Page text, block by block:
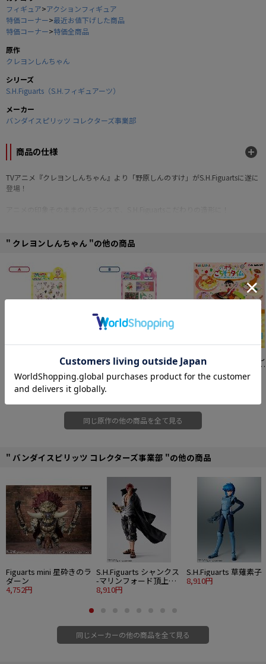
フィギュア>アクションフィギュア
特価コーナー>最近お値下げした商品
特価コーナー>特価全商品
原作
クレヨンしんちゃん
シリーズ
S.H.Figuarts（S.H.フィギュアーツ）
メーカー
バンダイスピリッツ コレクターズ事業部
商品の仕様
TVアニメ『クレヨンしんちゃん』より「野原しんのすけ」がS.H.Figuartsに遂に
登場！
オプションパーツとして“アクション仮面フィギュア”、“チョコビ”パーツやし
■セット内容
・交換用手首パーツ左5種右3種
■全高：約85mm
■素材：PVC、ABS製
©臼井儀人／双葉社・シンエイ・テレビ朝日・ＡＤＫ
" クレヨンしんちゃん "の他の商品
【予約特別価格】映画ク
レヨンしんちゃん ヘン
ダーランドの大冒険 ぷ
っクリアデコシール A柄
413円
【予約特別価格】映画ク
レヨンしんちゃん ヘン
ダーランドの大冒険 ぷ
っクリアデコシール B柄
413円
リーメント クレヨンし
んちゃん オラのごちそ
うタイム 6個入り1BOX
5,940円
同じ原作の他の商品を全て見る
" バンダイスピリッツ コレクターズ事業部 "の他の商品
Figuarts mini 星砕きのラ
ダーン
4,752円
S.H.Figuarts シャンクス
-マリンフォード頂上決
戦-
8,910円
S.H.Figuarts 草薙素子
8,910円
同じメーカーの他の商品を全て見る